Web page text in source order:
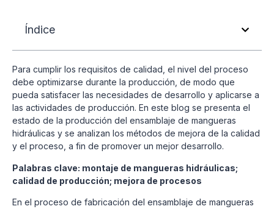
Índice
Para cumplir los requisitos de calidad, el nivel del proceso
debe optimizarse durante la producción, de modo que
pueda satisfacer las necesidades de desarrollo y aplicarse a
las actividades de producción. En este blog se presenta el
estado de la producción del ensamblaje de mangueras
hidráulicas y se analizan los métodos de mejora de la calidad
y el proceso, a fin de promover un mejor desarrollo.
Palabras clave: montaje de mangueras hidráulicas;
calidad de producción; mejora de procesos
En el proceso de fabricación del ensamblaje de mangueras